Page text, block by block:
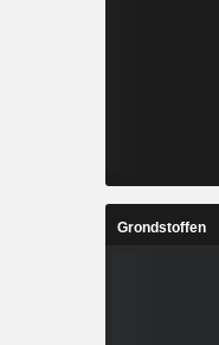
Grondstoffen